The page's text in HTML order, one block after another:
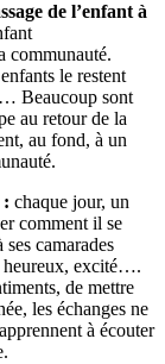
de l’enfant à
communauté.
le restent
Beaucoup sont
au retour de la
au fond, à un
: chaque jour, un
comment il se
camarades
heureux, excité….
de mettre
les échanges ne
à écouter